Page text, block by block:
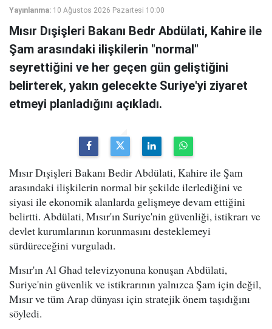
Yayınlanma: 10 Ağustos 2026 Pazartesi 10:00
Mısır Dışişleri Bakanı Bedr Abdülati, Kahire ile
Şam arasındaki ilişkilerin "normal"
seyrettiğini ve her geçen gün geliştiğini
belirterek, yakın gelecekte Suriye'yi ziyaret
etmeyi planladığını açıkladı.
Mısır Dışişleri Bakanı Bedir Abdülati, Kahire ile Şam
arasındaki ilişkilerin normal bir şekilde ilerlediğini ve
siyasi ile ekonomik alanlarda gelişmeye devam ettiğini
belirtti. Abdülati, Mısır'ın Suriye'nin güvenliği, istikrarı ve
devlet kurumlarının korunmasını desteklemeyi
sürdüreceğini vurguladı.
Mısır'ın Al Ghad televizyonuna konuşan Abdülati,
Suriye'nin güvenlik ve istikrarının yalnızca Şam için değil,
Mısır ve tüm Arap dünyası için stratejik önem taşıdığını
söyledi.